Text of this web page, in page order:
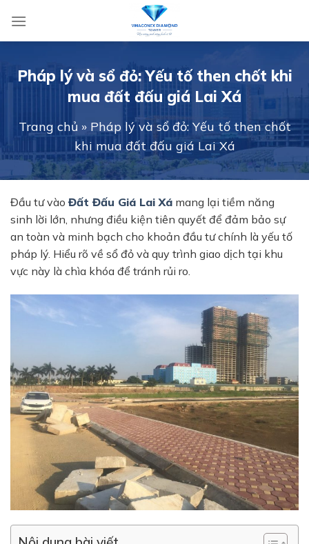
content
Pháp lý và sổ đỏ: Yếu tố then chốt khi
mua đất đấu giá Lai Xá
Trang chủ » Pháp lý và sổ đỏ: Yếu tố then chốt
khi mua đất đấu giá Lai Xá
Đầu tư vàoĐất Đấu Giá Lai Xá mang lại tiềm năng
sinh lời lớn, nhưng điều kiện tiên quyết để đảm bảo sự
an toàn và minh bạch cho khoản đầu tư chính là yếu tố
pháp lý. Hiểu rõ về sổ đỏ và quy trình giao dịch tại khu
vực này là chìa khóa để tránh rủi ro.